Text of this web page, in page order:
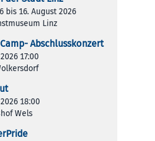
bis 16. August 2026
Linz
Abschlusskonzert
17:00
18:00
Wels